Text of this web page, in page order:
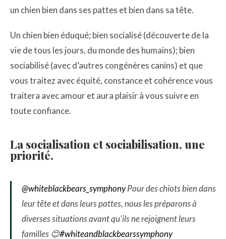
un chien bien dans ses pattes et bien dans sa tête.
Un chien bien éduqué; bien socialisé (découverte de la
vie de tous les jours, du monde des humains); bien
sociabilisé (avec d’autres congénères canins) et que
vous traitez avec équité, constance et cohérence vous
traitera avec amour et aura plaisir à vous suivre en
toute confiance.
La socialisation et sociabilisation, une
priorité.
@whiteblackbears_symphonyPour des chiots bien dans
leur tête et dans leurs pattes, nous les préparons à
diverses situations avant qu'ils ne rejoignent leurs
familles 😊#whiteandblackbearssymphony